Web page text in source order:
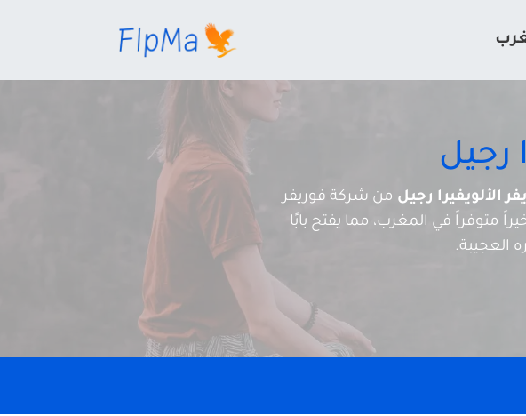
رجيل
الألويفيرا رجيل من شركة فوريفر
متوفراً في المغرب، مما يفتح بابًا
العجيبة.